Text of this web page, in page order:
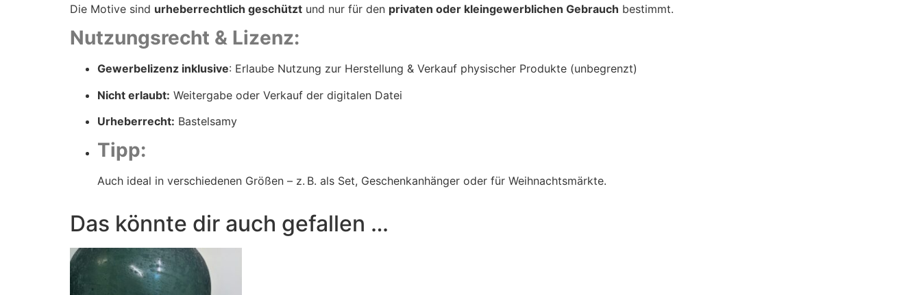
Die Motive sind urheberrechtlich geschützt und nur für den privaten oder kleingewerblichen Gebrauch bestimmt.
Nutzungsrecht & Lizenz:
Gewerbelizenz inklusive: Erlaube Nutzung zur Herstellung & Verkauf physischer Produkte (unbegrenzt)
Nicht erlaubt: Weitergabe oder Verkauf der digitalen Datei
Urheberrecht: Bastelsamy
Tipp:
Auch ideal in verschiedenen Größen – z. B. als Set, Geschenkanhänger oder für Weihnachtsmärkte.
Das könnte dir auch gefallen …